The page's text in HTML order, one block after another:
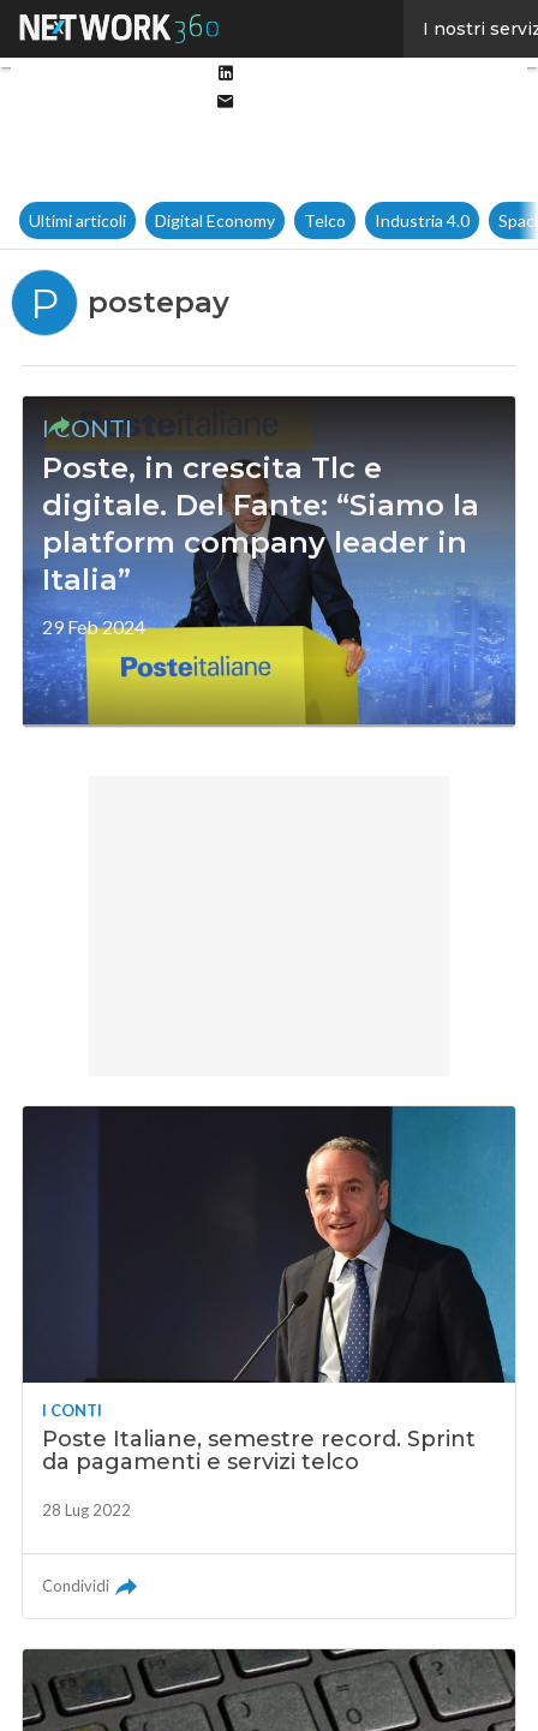
I nostri
Ultimi articoli Digital Economy Telco Industria 4.0
P postepay
I CONTI
Poste, in crescita Tlc e
digitale. Del Fante: “Siamo la
platform company leader in
Italia”
29 Feb 2024
I CONTI
Poste Italiane, semestre record. Sprint
da pagamenti e servizi telco
28 Lug 2022
Condividi